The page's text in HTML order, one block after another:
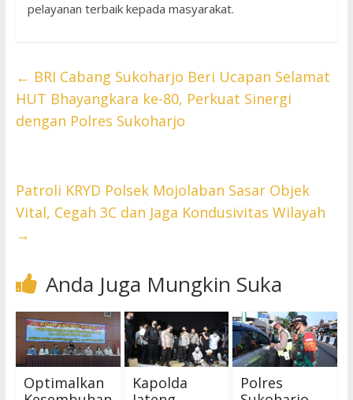
pelayanan terbaik kepada masyarakat.
← BRI Cabang Sukoharjo Beri Ucapan Selamat
HUT Bhayangkara ke-80, Perkuat Sinergi
dengan Polres Sukoharjo
Patroli KRYD Polsek Mojolaban Sasar Objek
Vital, Cegah 3C dan Jaga Kondusivitas Wilayah
→
Anda Juga Mungkin Suka
Optimalkan
Kapolda
Polres